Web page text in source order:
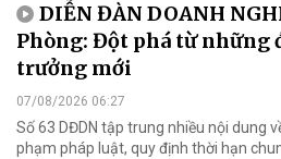
DIỄN ĐÀN DOANH
Phòng: Đột phá từ những
trưởng mới
07/08/2026 06:27
Số 63 DĐDN tập trung nhiều nội dung
phạm pháp luật, quy định thời hạn